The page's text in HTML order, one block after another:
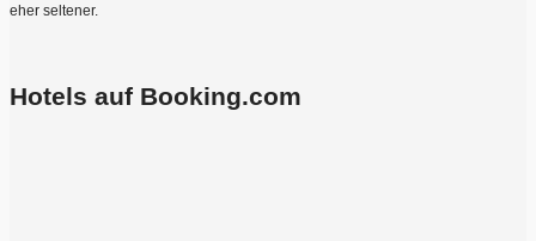
eher seltener.
Hotels auf Booking.com